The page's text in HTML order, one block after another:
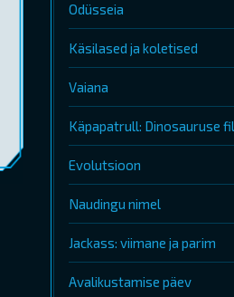
Odüsseia
Käsilased ja koletised
Vaiana
Käpapatrull: Dinosauruse
Evolutsioon
Naudingu nimel
Jackass: viimane ja parim
Avalikustamise päev